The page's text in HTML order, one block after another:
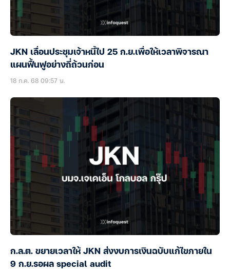
JKN เลื่อนประชุมเจ้าหนี้ไป 25 ก.ย.เพื่อให้เวลาพิจารณา
แผนฟื้นฟูอย่างถี่ถ้วนก่อน
18 ก.ค. 68 09:57 น.
ก.ล.ต. ขยายเวลาให้ JKN ส่งงบการเงินฉบับแก้ไขภายใน
9 ก.ย.รอผล special audit